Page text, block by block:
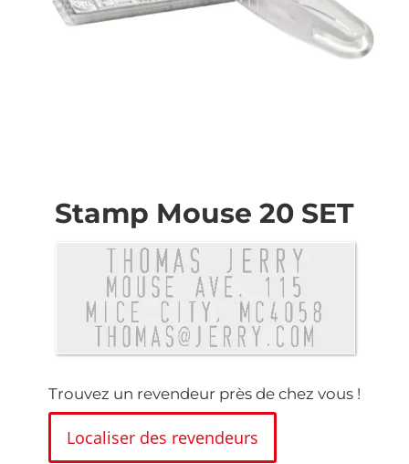
beginningStamp Mouse 20 SET
Trouvez un revendeur près de chez vous !
Localiser des revendeurs